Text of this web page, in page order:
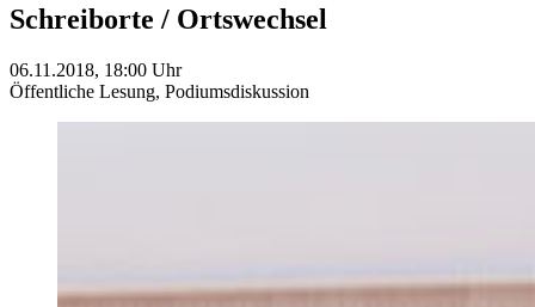
Schreiborte / Ortswechsel
06.11.2018, 18:00 Uhr
Öffentliche Lesung, Podiumsdiskussion